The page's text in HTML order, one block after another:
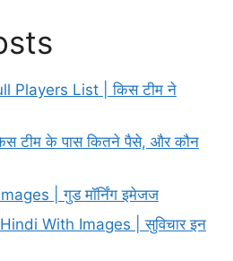
Players List | किस टीम ने
टीम के पास कितने पैसे, और कौन
| गुड मॉर्निंग इमेजज
With Images | सुविचार इन